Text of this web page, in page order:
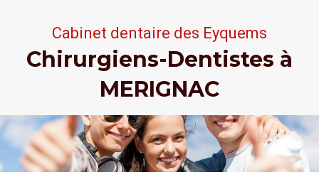
Cabinet dentaire des Eyquems
Chirurgiens-Dentistes à
MERIGNAC